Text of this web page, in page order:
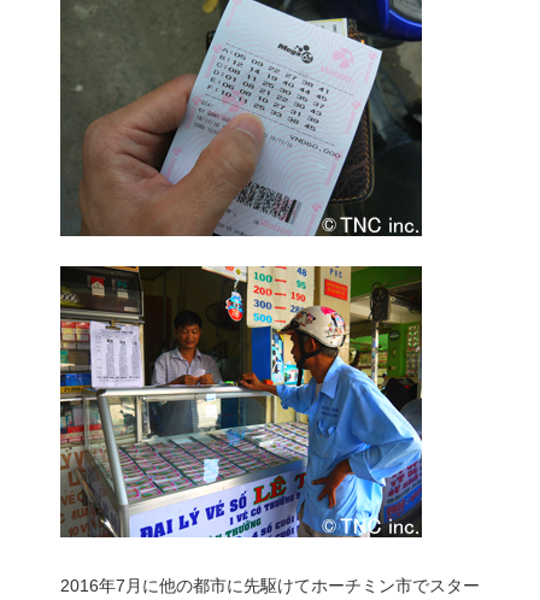
2016年7月に他の都市に先駆けてホーチミン市でスター